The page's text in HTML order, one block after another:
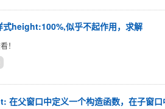
height:100%,似乎不起作用，求解
！
在父窗口中定义一个构造函数，在子窗